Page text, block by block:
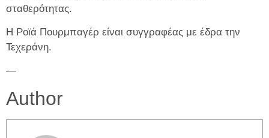
σταθερότητας.
Η Ροϊά Πουρμπαγέρ είναι συγγραφέας με έδρα την
Τεχεράνη.
—
Author